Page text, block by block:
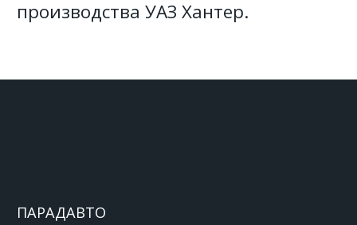
производства УАЗ Хантер.
ПАРАДАВТО